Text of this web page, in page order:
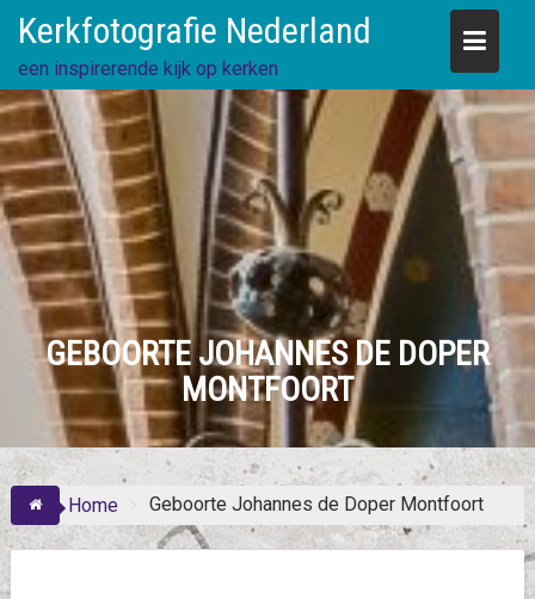
content
Kerkfotografie Nederland
een inspirerende kijk op kerken
GEBOORTE JOHANNES DE DOPER
MONTFOORT
Home Geboorte Johannes de Doper Montfoort